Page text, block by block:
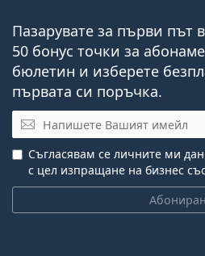
Пазарувате за първи път
50 бонус точки за
бюлетин и изберете
първата си поръчка.
Имейл
Съгласявам се личните ми
с цел изпращане на бизнес